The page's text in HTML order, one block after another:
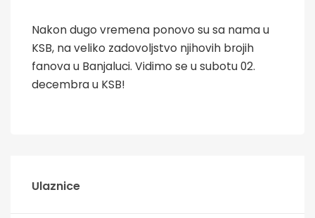
Nakon dugo vremena ponovo su sa nama u
KSB, na veliko zadovoljstvo njihovih brojih
fanova u Banjaluci. Vidimo se u subotu 02.
decembra u KSB!
Ulaznice